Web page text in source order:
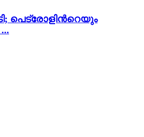
പെട്രോളിന്‍റെയും